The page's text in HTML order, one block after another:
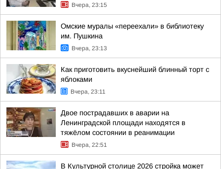
Вчера, 23:15
Омские муралы «переехали» в библиотеку
им. Пушкина
Вчера, 23:13
Как приготовить вкуснейший блинный торт с
яблоками
Вчера, 23:11
Двое пострадавших в аварии на
Ленинградской площади находятся в
тяжёлом состоянии в реанимации
Вчера, 22:51
В Культурной столице 2026 стройка может